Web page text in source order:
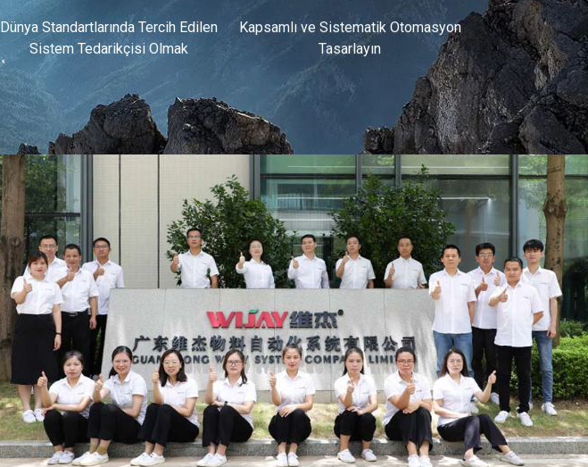
Dünya Standartlarında Tercih Edilen
Sistem Tedarikçisi Olmak
Kapsamlı ve Sistematik Otomasyon
Tasarlayın